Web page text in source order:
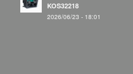
KOS32218
2026/06/23 - 18:01